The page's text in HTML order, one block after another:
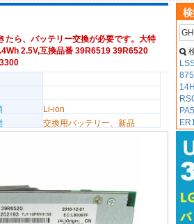
たら、バッテリー交換が必要です。大特
2.5V,互換品番 39R6519 39R6520
Li-ion
交換用バッテリー、新品